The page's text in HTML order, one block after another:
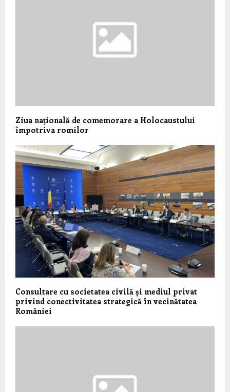
Ziua națională de comemorare a Holocaustului
împotriva romilor
Consultare cu societatea civilă și mediul privat
privind conectivitatea strategică în vecinătatea
României